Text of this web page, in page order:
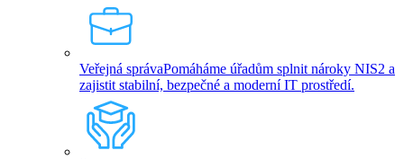
Veřejná správaPomáháme úřadům splnit nároky NIS2 a
zajistit stabilní, bezpečné a moderní IT prostředí.